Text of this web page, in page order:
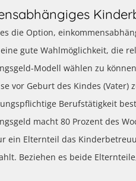
die Option,
gute Wahlmöglichkeit, die
Modell wählen zu
vor Geburt des Kindes (Vater)
Berufstätigkeit
macht 80 Prozent des
ein Elternteil das
Beziehen es beide